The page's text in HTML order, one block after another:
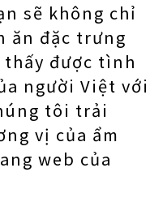
sẽ không chỉ
ăn đặc trưng
thấy được tình
người Việt với
tôi trải
vị của ẩm
web của